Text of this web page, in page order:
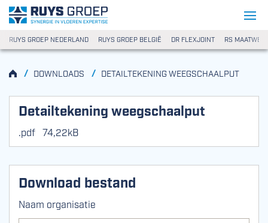
Ga naar content
Ruys Groep
RUYS GROEP NEDERLAND RUYS GROEP BELGIË DR FLEXJOINT RS
HOMEDOWNLOADS
/ DETAILTEKENING WEEGSCHAALPUT
/
Detailtekening weegschaalput
.pdf 74,22kB
Download bestand
Naam organisatie